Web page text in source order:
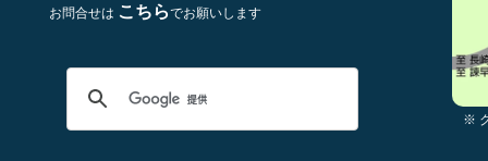
お問合せは こちらでお願いします
※